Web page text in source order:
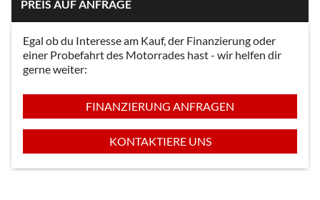
PREIS AUF ANFRAGE
Egal ob du Interesse am Kauf, der Finanzierung oder
einer Probefahrt des Motorrades hast - wir helfen dir
gerne weiter:
FINANZIERUNG ANFRAGEN
KONTAKTIERE UNS